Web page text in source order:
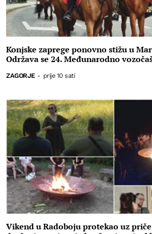
Konjske zaprege ponovno stižu u
Održava se 24. Međunarodno
ZAGORJE - prije 10 sati
Vikend u Radoboju protekao uz